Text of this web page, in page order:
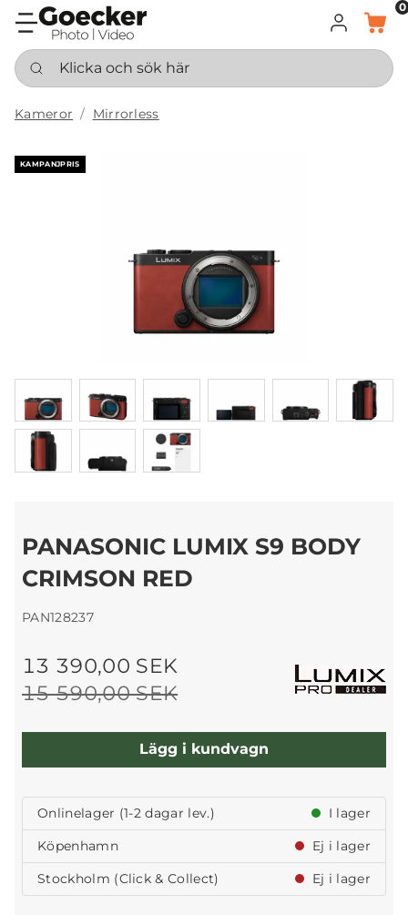
LOGGA IN
KORG
0
Klicka och sök här
Kameror Mirrorless
KAMPANJPRIS
PANASONIC LUMIX S9 BODY
CRIMSON RED
PAN128237
15 590,00 SEK
13 390,00 SEK
Lägg i kundvagn
Onlinelager (1-2 dagar lev.)
I lager
Köpenhamn
Ej i lager
Stockholm (Click & Collect)
Ej i lager